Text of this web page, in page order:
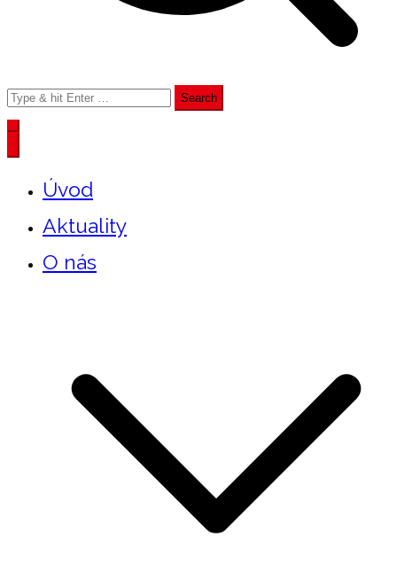
Search
for:
Úvod
Aktuality
O nás